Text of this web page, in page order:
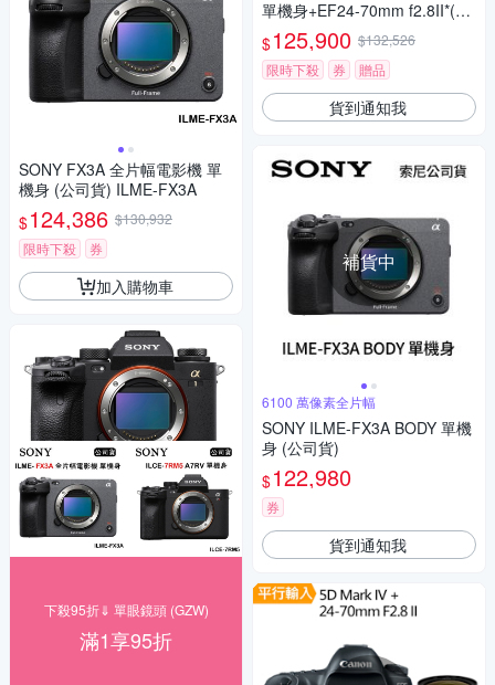
SONY FX3A 全片幅電影機 單
機身 (公司貨) ILME-FX3A
$124,386 $130,932
限時下殺
券
加入購物車
下殺95折⇓ 單眼鏡頭 (GZW)
滿1享95折
單機身+EF24-70mm f2.8II*(中
文平輸)
$125,900 $132,526
限時下殺
券 贈品
貨到通知我
補貨中
6100 萬像素全片幅
SONY ILME-FX3A BODY 單機
身 (公司貨)
$122,980
券
貨到通知我